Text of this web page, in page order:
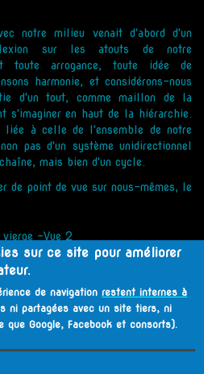
notre milieu venait d'abord d'un
sur les atouts de notre
toute arrogance, toute idée de
harmonie, et considérons-nous
d'un tout, comme maillon de la
s'imaginer en haut de la hiérarchie.
liée à celle de l'ensemble de notre
pas d'un système unidirectionnel
mais bien d'un cycle.
de point de vue sur nous-mêmes, le
sur ce site pour améliorer
de navigationrestent internes à
ni partagées avec un site tiers, ni
que Google, Facebook et consorts).